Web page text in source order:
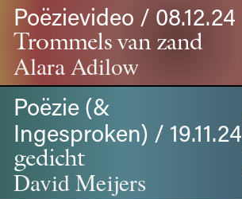
Poëzievideo / 08.12.24
Trommels van zand
Alara Adilow
Poëzie (&
Ingesproken) / 19.11.24
gedicht
David Meijers